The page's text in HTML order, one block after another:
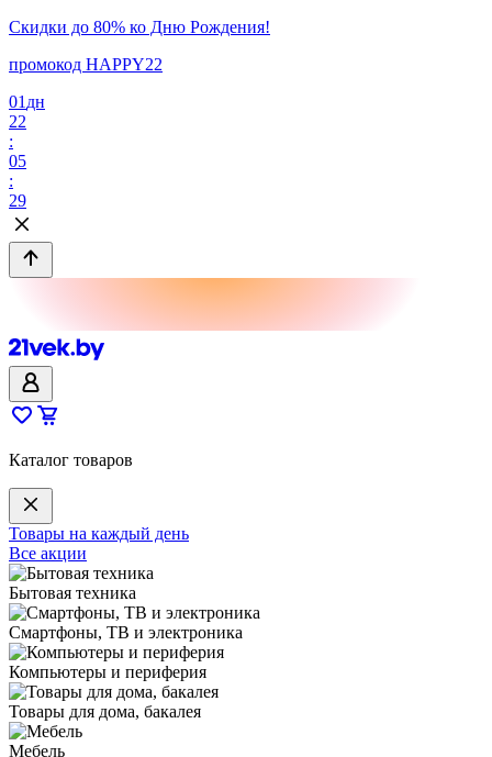
Скидки до 80% ко Дню Рождения!
промокод HAPPY22
01 дн
22
:
05
:
29
Каталог товаров
Товары на каждый день
Все акции
Бытовая техника
Смартфоны, ТВ и электроника
Компьютеры и периферия
Товары для дома, бакалея
Мебель